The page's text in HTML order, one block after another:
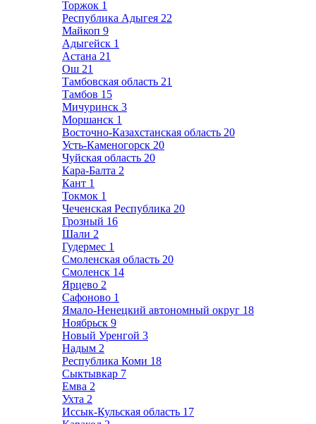
Торжок 1
Республика Адыгея 22
Майкоп 9
Адыгейск 1
Астана 21
Ош 21
Тамбовская область 21
Тамбов 15
Мичуринск 3
Моршанск 1
Восточно-Казахстанская область 20
Усть-Каменогорск 20
Чуйская область 20
Кара-Балта 2
Кант 1
Токмок 1
Чеченская Республика 20
Грозный 16
Шали 2
Гудермес 1
Смоленская область 20
Смоленск 14
Ярцево 2
Сафоново 1
Ямало-Ненецкий автономный округ 18
Ноябрьск 9
Новый Уренгой 3
Надым 2
Республика Коми 18
Сыктывкар 7
Емва 2
Ухта 2
Иссык-Кульская область 17